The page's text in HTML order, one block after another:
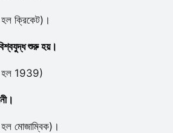
ক্রিকেট)।
শুরু হয়।
হল 1939)
মোজাম্বিক)।